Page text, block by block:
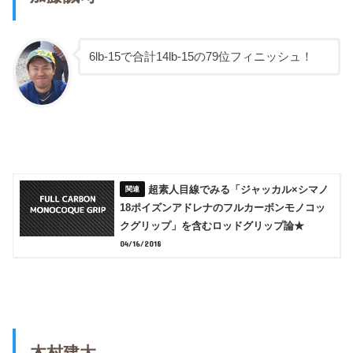
6lb-15で合計14lb-15の79位フィニッシュ！
超素人目線でみる「ジャッカル×シマノ
18ポイズンアドレナのフルカーボンモノコッ
クグリップ」を含むロッドグリップ論★
04/16/2018